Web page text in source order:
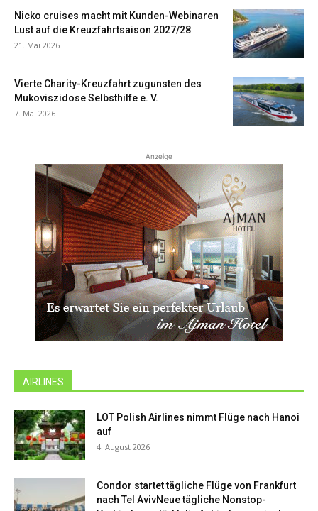
Nicko cruises macht mit Kunden-Webinaren
Lust auf die Kreuzfahrtsaison 2027/28
21. Mai 2026
Vierte Charity-Kreuzfahrt zugunsten des
Mukoviszidose Selbsthilfe e. V.
7. Mai 2026
Anzeige
AIRLINES
LOT Polish Airlines nimmt Flüge nach Hanoi
auf
4. August 2026
Condor startet tägliche Flüge von Frankfurt
nach Tel AvivNeue tägliche Nonstop-